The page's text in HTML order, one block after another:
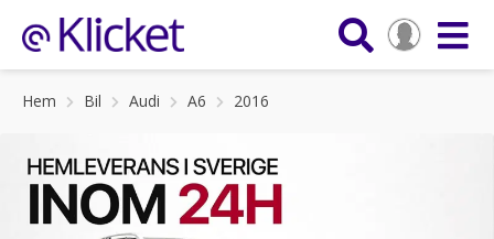
Hem Bil Audi A6 2016